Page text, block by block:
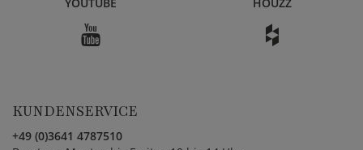
YOUTUBE
HOUZZ
KUNDENSERVICE
+49 (0)3641 4787510